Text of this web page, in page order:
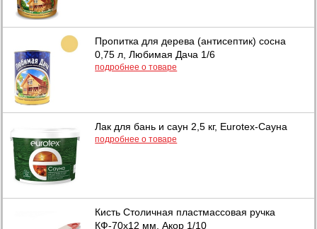
Пропитка для дерева (антисептик) сосна
0,75 л, Любимая Дача 1/6
подробнее о товаре
Лак для бань и саун 2,5 кг, Eurotex-Сауна
подробнее о товаре
Кисть Столичная пластмассовая ручка
КФ-70х12 мм, Акор 1/10